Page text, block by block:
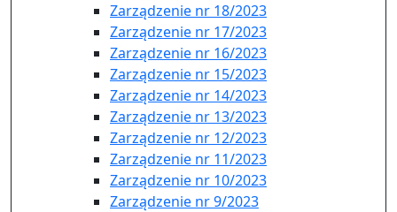
Zarządzenie nr 18/2023
Zarządzenie nr 17/2023
Zarządzenie nr 16/2023
Zarządzenie nr 15/2023
Zarządzenie nr 14/2023
Zarządzenie nr 13/2023
Zarządzenie nr 12/2023
Zarządzenie nr 11/2023
Zarządzenie nr 10/2023
Zarządzenie nr 9/2023